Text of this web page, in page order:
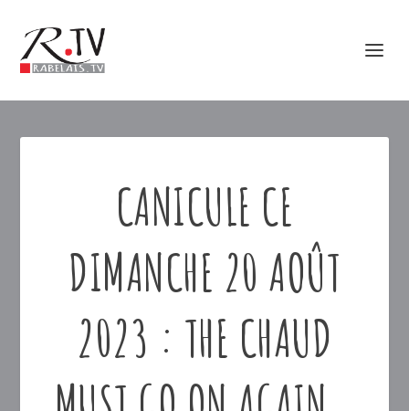
CANICULE CE
DIMANCHE 20 AOÛT
2023 : THE CHAUD